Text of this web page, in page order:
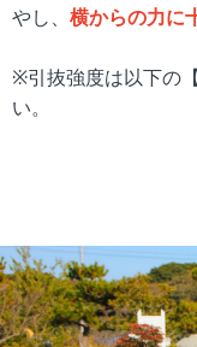
やし、 横からの力に
※引抜強度は以下の
い。